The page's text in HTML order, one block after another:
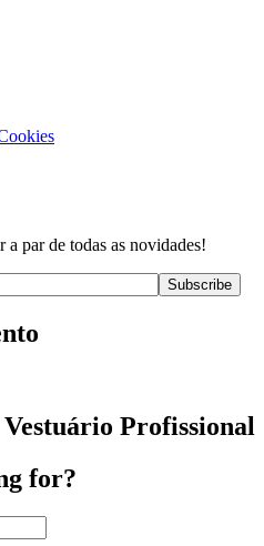
a par de todas as novidades!
Profissional
for?